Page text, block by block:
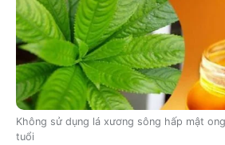
Không sử dụng lá xương sông hấp mật
tuổi